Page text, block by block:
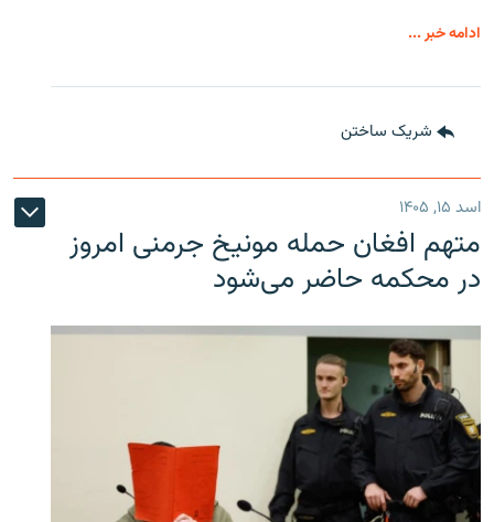
ادامه خبر ...
شریک ساختن
اسد ۱۵, ۱۴۰۵
متهم افغان حمله مونیخ جرمنی امروز
در محکمه حاضر می‌شود